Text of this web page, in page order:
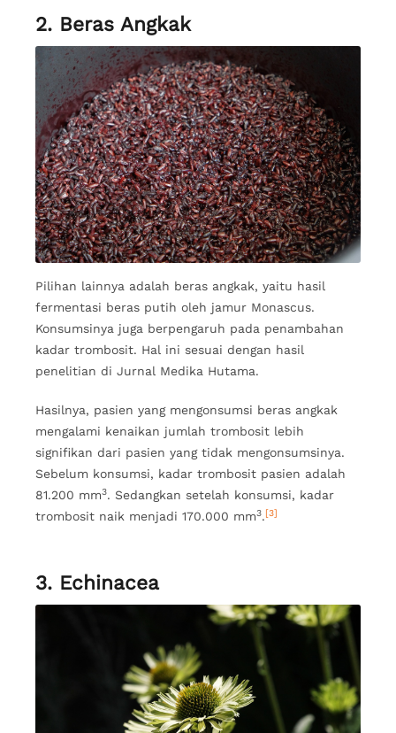
2. Beras Angkak
Pilihan lainnya adalah beras angkak, yaitu hasil
fermentasi beras putih oleh jamur Monascus.
Konsumsinya juga berpengaruh pada penambahan
kadar trombosit. Hal ini sesuai dengan hasil
penelitian di Jurnal Medika Hutama.
Hasilnya, pasien yang mengonsumsi beras angkak
mengalami kenaikan jumlah trombosit lebih
signifikan dari pasien yang tidak mengonsumsinya.
Sebelum konsumsi, kadar trombosit pasien adalah
81.200 mm3. Sedangkan setelah konsumsi, kadar
trombosit naik menjadi 170.000 mm3.[3]
3. Echinacea